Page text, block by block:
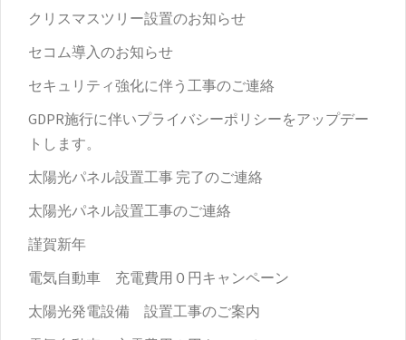
クリスマスツリー設置のお知らせ
セコム導入のお知らせ
セキュリティ強化に伴う工事のご連絡
GDPR施行に伴いプライバシーポリシーをアップデー
トします。
太陽光パネル設置工事 完了のご連絡
太陽光パネル設置工事のご連絡
謹賀新年
電気自動車 充電費用０円キャンペーン
太陽光発電設備 設置工事のご案内